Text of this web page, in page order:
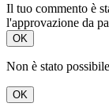
Il tuo commento è
l'approvazione da
OK
Non è stato
OK